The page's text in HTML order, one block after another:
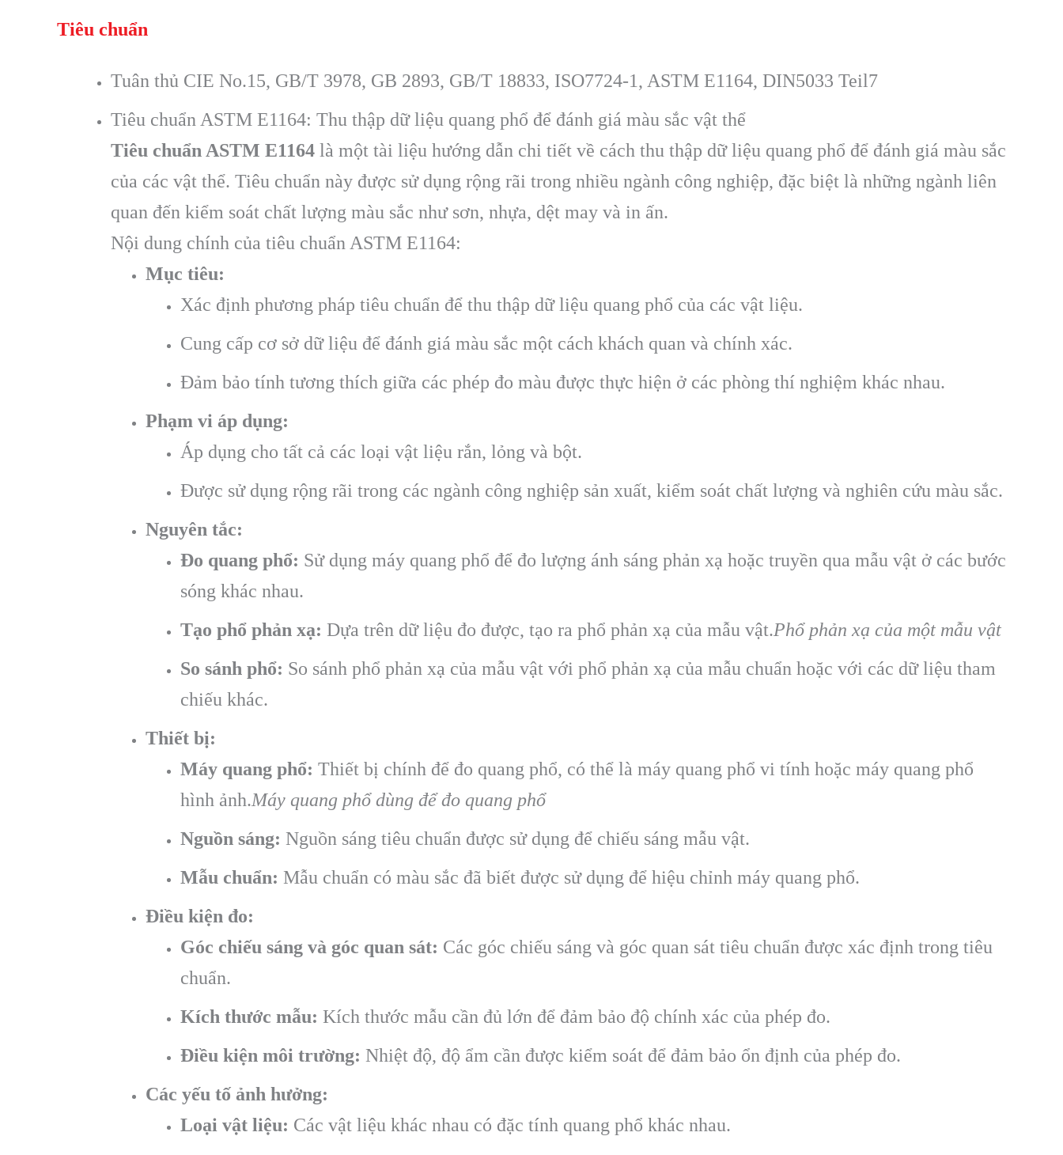
Tiêu chuẩn
Tuân thủ CIE No.15, GB/T 3978, GB 2893, GB/T 18833, ISO7724-1, ASTM E1164, DIN5033 Teil7
Tiêu chuẩn ASTM E1164: Thu thập dữ liệu quang phổ để đánh giá màu sắc vật thể
Tiêu chuẩn ASTM E1164 là một tài liệu hướng dẫn chi tiết về cách thu thập dữ liệu quang phổ để đánh giá màu sắc
của các vật thể. Tiêu chuẩn này được sử dụng rộng rãi trong nhiều ngành công nghiệp, đặc biệt là những ngành liên
quan đến kiểm soát chất lượng màu sắc như sơn, nhựa, dệt may và in ấn.
Nội dung chính của tiêu chuẩn ASTM E1164:
Mục tiêu:
Xác định phương pháp tiêu chuẩn để thu thập dữ liệu quang phổ của các vật liệu.
Cung cấp cơ sở dữ liệu để đánh giá màu sắc một cách khách quan và chính xác.
Đảm bảo tính tương thích giữa các phép đo màu được thực hiện ở các phòng thí nghiệm khác nhau.
Phạm vi áp dụng:
Áp dụng cho tất cả các loại vật liệu rắn, lỏng và bột.
Được sử dụng rộng rãi trong các ngành công nghiệp sản xuất, kiểm soát chất lượng và nghiên cứu màu sắc.
Nguyên tắc:
Đo quang phổ: Sử dụng máy quang phổ để đo lượng ánh sáng phản xạ hoặc truyền qua mẫu vật ở các bước
sóng khác nhau.
Tạo phổ phản xạ: Dựa trên dữ liệu đo được, tạo ra phổ phản xạ của mẫu vật.Phổ phản xạ của một mẫu vật
So sánh phổ: So sánh phổ phản xạ của mẫu vật với phổ phản xạ của mẫu chuẩn hoặc với các dữ liệu tham
chiếu khác.
Thiết bị:
Máy quang phổ: Thiết bị chính để đo quang phổ, có thể là máy quang phổ vi tính hoặc máy quang phổ
hình ảnh.Máy quang phổ dùng để đo quang phổ
Nguồn sáng: Nguồn sáng tiêu chuẩn được sử dụng để chiếu sáng mẫu vật.
Mẫu chuẩn: Mẫu chuẩn có màu sắc đã biết được sử dụng để hiệu chỉnh máy quang phổ.
Điều kiện đo:
Góc chiếu sáng và góc quan sát: Các góc chiếu sáng và góc quan sát tiêu chuẩn được xác định trong tiêu
chuẩn.
Kích thước mẫu: Kích thước mẫu cần đủ lớn để đảm bảo độ chính xác của phép đo.
Điều kiện môi trường: Nhiệt độ, độ ẩm cần được kiểm soát để đảm bảo ổn định của phép đo.
Các yếu tố ảnh hưởng:
Loại vật liệu: Các vật liệu khác nhau có đặc tính quang phổ khác nhau.